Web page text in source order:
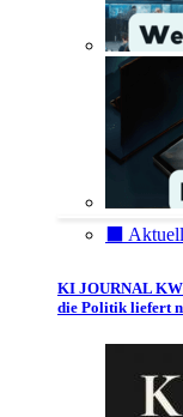
⬛️
KI JOURNAL KW
die Politik liefert